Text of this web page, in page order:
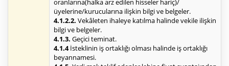
oranlarına(halka arz edilen hisseler hariç)/
üyelerine/kurucularına ilişkin bilgi ve belgeler.
4.1.2.2. Vekâleten ihaleye katılma halinde vekile ilişkin
bilgi ve belgeler.
4.1.3. Geçici teminat.
4.1.4İsteklinin iş ortaklığı olması halinde iş ortaklığı
beyannamesi.